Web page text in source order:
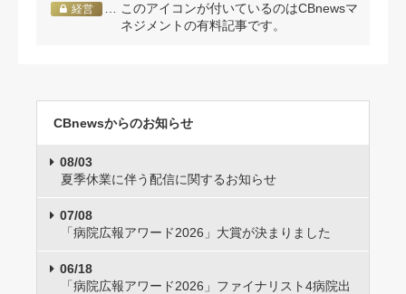
経営
… このアイコンが付いているのはCBnewsマ
ネジメントの有料記事です。
CBnewsからのお知らせ
08/03
夏季休業に伴う配信に関するお知らせ
07/08
「病院広報アワード2026」大賞が決まりました
06/18
「病院広報アワード2026」ファイナリスト4病院出